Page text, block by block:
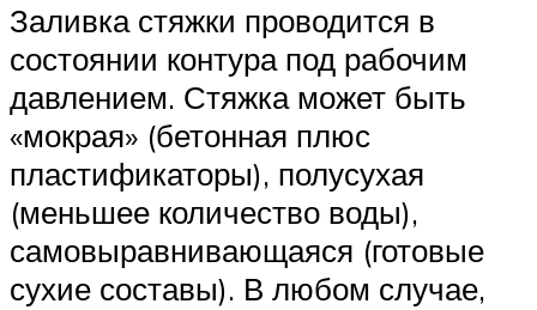
Заливка стяжки проводится в
состоянии контура под рабочим
давлением. Стяжка может быть
«мокрая» (бетонная плюс
пластификаторы), полусухая
(меньшее количество воды),
самовыравнивающаяся (готовые
сухие составы). В любом случае,